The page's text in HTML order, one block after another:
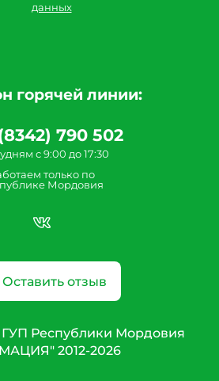
горячей линии:
790 502
с 9:00 до 17:30
только по
Мордовия
Оставить отзыв
данных
ГУП Республики Мордовия
2012-2026